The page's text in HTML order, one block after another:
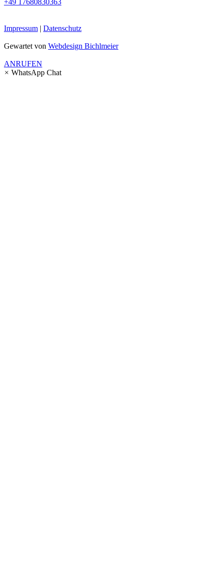
+49 17680830363
Impressum | Datenschutz
Gewartet von Webdesign Bichlmeier
ANRUFEN
× WhatsApp Chat